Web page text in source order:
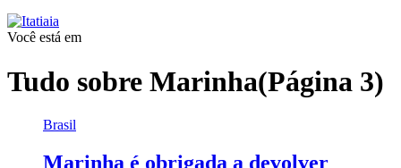
Você está em
Tudo sobre Marinha(Página 3)
Brasil
Marinha é obrigada a devolver